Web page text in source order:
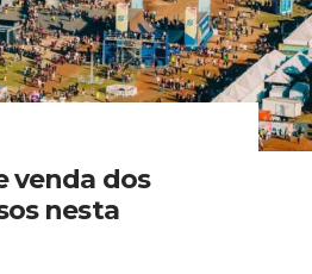
venda dos
nesta